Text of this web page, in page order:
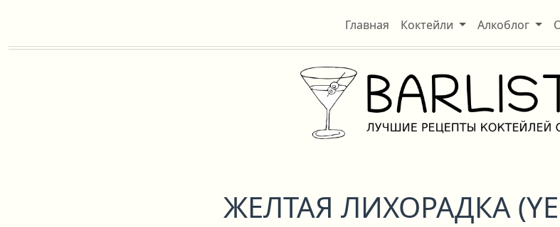
Главная Коктейли Алкоблог
ЖЕЛТАЯ ЛИХОРАДКА (